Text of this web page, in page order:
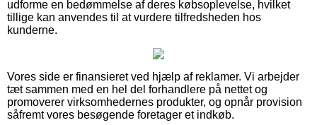
udforme en bedømmelse af deres købsoplevelse, hvilket
tillige kan anvendes til at vurdere tilfredsheden hos
kunderne.
Vores side er finansieret ved hjælp af reklamer. Vi arbejder
tæt sammen med en hel del forhandlere på nettet og
promoverer virksomhedernes produkter, og opnår provision
såfremt vores besøgende foretager et indkøb.